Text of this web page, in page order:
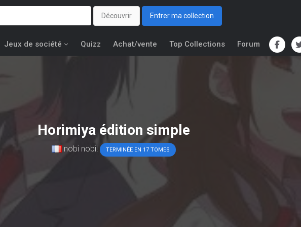
Découvrir Entrer ma collection
Jeux de société Quizz Achat/vente Top Collections Forum
Horimiya édition simple
nobi nobi! TERMINÉE EN 17 TOMES